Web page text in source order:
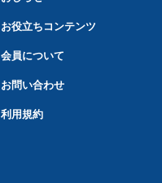
お役立ちコンテンツ
会員について
お問い合わせ
利用規約